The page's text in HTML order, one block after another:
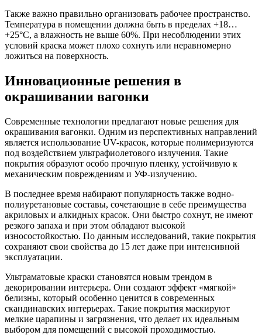
Также важно правильно организовать рабочее пространство.
Температура в помещении должна быть в пределах +18…
+25°C, а влажность не выше 60%. При несоблюдении этих
условий краска может плохо сохнуть или неравномерно
ложиться на поверхность.
Инновационные решения в
окрашивании вагонки
Современные технологии предлагают новые решения для
окрашивания вагонки. Одним из перспективных направлений
является использование UV-красок, которые полимеризуются
под воздействием ультрафиолетового излучения. Такие
покрытия образуют особо прочную пленку, устойчивую к
механическим повреждениям и УФ-излучению.
В последнее время набирают популярность также водно-
полиуретановые составы, сочетающие в себе преимущества
акриловых и алкидных красок. Они быстро сохнут, не имеют
резкого запаха и при этом обладают высокой
износостойкостью. По данным исследований, такие покрытия
сохраняют свои свойства до 15 лет даже при интенсивной
эксплуатации.
Ультраматовые краски становятся новым трендом в
декорировании интерьера. Они создают эффект «мягкой»
белизны, который особенно ценится в современных
скандинавских интерьерах. Такие покрытия маскируют
мелкие царапины и загрязнения, что делает их идеальным
выбором для помещений с высокой проходимостью.